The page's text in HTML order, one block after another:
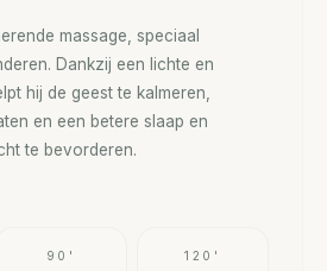
massage, speciaal
Dankzij een lichte en
hij de geest te kalmeren,
en een betere slaap en
te bevorderen.
90' 120'